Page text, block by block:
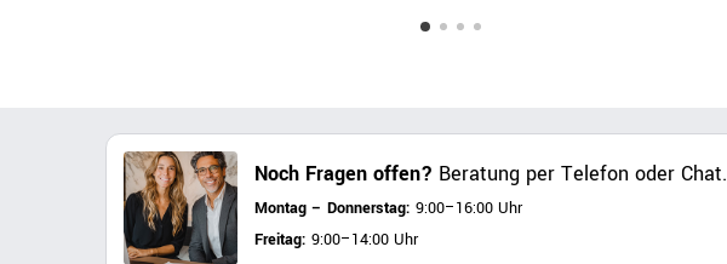
Noch Fragen offen? Beratung per Telefon oder Chat.
Montag – Donnerstag: 9:00–16:00 Uhr
Freitag: 9:00–14:00 Uhr